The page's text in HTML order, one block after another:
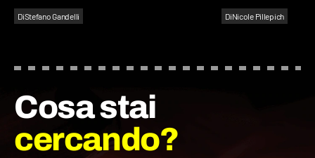
DiStefano Gandelli DiNicole Pillepich
Cosa stai
cercando?